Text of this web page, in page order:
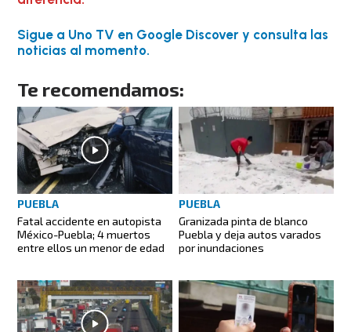
Sigue a Uno TV en Google Discover y consulta las
noticias al momento.
Te recomendamos:
PUEBLA
Fatal accidente en autopista
México-Puebla; 4 muertos
entre ellos un menor de edad
PUEBLA
Granizada pinta de blanco
Puebla y deja autos varados
por inundaciones